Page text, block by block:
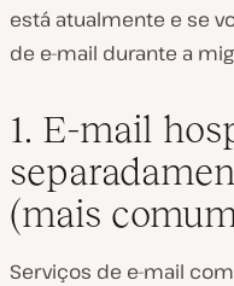
está atualmente e se
de e-mail durante a
1. E-mail
(mais
Serviços de e-mail